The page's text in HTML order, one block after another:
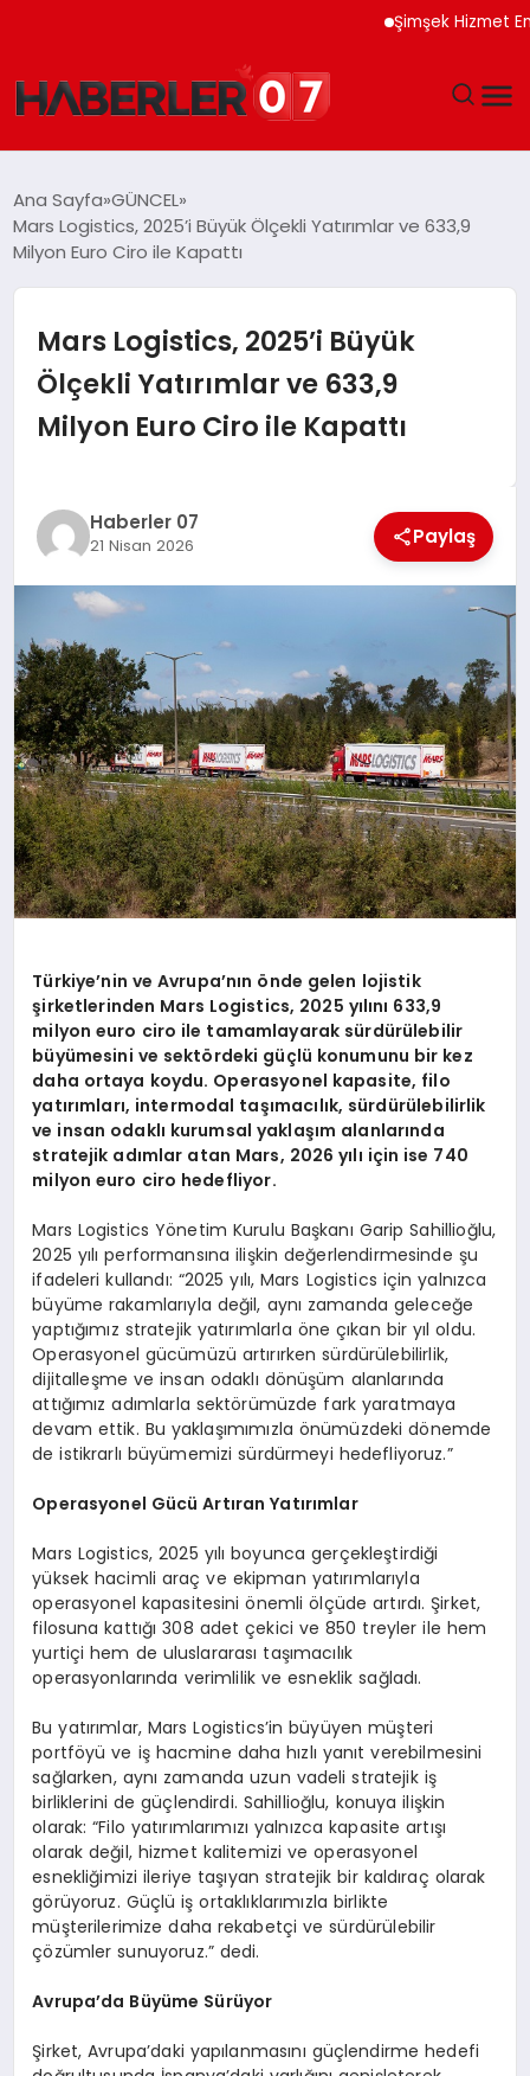
Şimşek Hizmet
EKONOMI
SPOR
TEKNOLOJI
MAGAZIN
DIĞER
Ana Sayfa GÜNCEL
Mars Logistics, 2025’i Büyük Ölçekli Yatırımlar ve 633,9
Milyon Euro Ciro ile Kapattı
Mars Logistics, 2025’i Büyük
Ölçekli Yatırımlar ve 633,9
Milyon Euro Ciro ile Kapattı
Haberler 07
21 Nisan 2026 Paylaş
Türkiye’nin ve Avrupa’nın önde gelen lojistik
şirketlerinden Mars Logistics, 2025 yılını 633,9
milyon euro ciro ile tamamlayarak sürdürülebilir
büyümesini ve sektördeki güçlü konumunu bir kez
daha ortaya koydu. Operasyonel kapasite, filo
yatırımları, intermodal taşımacılık, sürdürülebilirlik
ve insan odaklı kurumsal yaklaşım alanlarında
stratejik adımlar atan Mars, 2026 yılı için ise 740
milyon euro ciro hedefliyor.
Mars Logistics Yönetim Kurulu Başkanı Garip Sahillioğlu,
2025 yılı performansına ilişkin değerlendirmesinde şu
ifadeleri kullandı: “2025 yılı, Mars Logistics için yalnızca
büyüme rakamlarıyla değil, aynı zamanda geleceğe
yaptığımız stratejik yatırımlarla öne çıkan bir yıl oldu.
Operasyonel gücümüzü artırırken sürdürülebilirlik,
dijitalleşme ve insan odaklı dönüşüm alanlarında
attığımız adımlarla sektörümüzde fark yaratmaya
devam ettik. Bu yaklaşımımızla önümüzdeki dönemde
de istikrarlı büyümemizi sürdürmeyi hedefliyoruz.”
Operasyonel Gücü Artıran Yatırımlar
Mars Logistics, 2025 yılı boyunca gerçekleştirdiği
yüksek hacimli araç ve ekipman yatırımlarıyla
operasyonel kapasitesini önemli ölçüde artırdı. Şirket,
filosuna kattığı 308 adet çekici ve 850 treyler ile hem
yurtiçi hem de uluslararası taşımacılık
operasyonlarında verimlilik ve esneklik sağladı.
Bu yatırımlar, Mars Logistics’in büyüyen müşteri
portföyü ve iş hacmine daha hızlı yanıt verebilmesini
sağlarken, aynı zamanda uzun vadeli stratejik iş
birliklerini de güçlendirdi. Sahillioğlu, konuya ilişkin
olarak: “Filo yatırımlarımızı yalnızca kapasite artışı
olarak değil, hizmet kalitemizi ve operasyonel
esnekliğimizi ileriye taşıyan stratejik bir kaldıraç olarak
görüyoruz. Güçlü iş ortaklıklarımızla birlikte
müşterilerimize daha rekabetçi ve sürdürülebilir
çözümler sunuyoruz.” dedi.
Avrupa’da Büyüme Sürüyor
Şirket, Avrupa’daki yapılanmasını güçlendirme hedefi